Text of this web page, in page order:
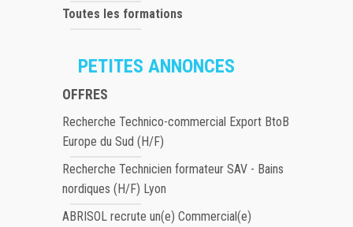
Toutes les formations
PETITES ANNONCES
OFFRES
Recherche Technico-commercial Export BtoB
Europe du Sud (H/F)
Recherche Technicien formateur SAV - Bains
nordiques (H/F) Lyon
ABRISOL recrute un(e) Commercial(e)